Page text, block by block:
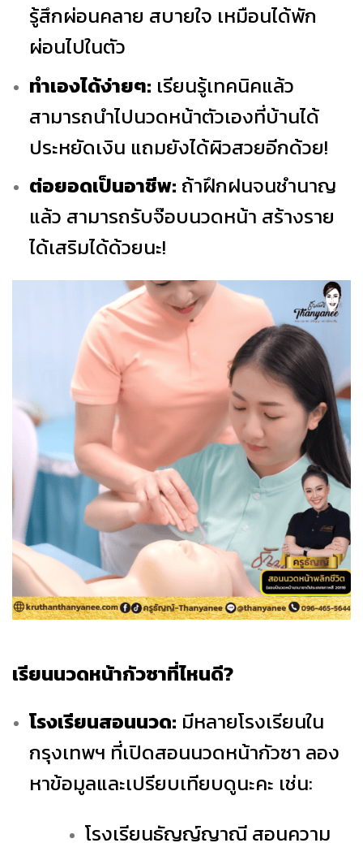
รู้สึกผ่อนคลาย สบายใจ เหมือนได้พัก
ผ่อนไปในตัว
ทำเองได้ง่ายๆ: เรียนรู้เทคนิคแล้ว
สามารถนำไปนวดหน้าตัวเองที่บ้านได้
ประหยัดเงิน แถมยังได้ผิวสวยอีกด้วย!
ต่อยอดเป็นอาชีพ: ถ้าฝึกฝนจนชำนาญ
แล้ว สามารถรับจ๊อบนวดหน้า สร้างราย
ได้เสริมได้ด้วยนะ!
เรียนนวดหน้ากัวซาที่ไหนดี?
โรงเรียนสอนนวด: มีหลายโรงเรียนใน
กรุงเทพฯ ที่เปิดสอนนวดหน้ากัวซา ลอง
หาข้อมูลและเปรียบเทียบดูนะคะ เช่น:
โรงเรียนธัญญ์ญาณี สอนความ